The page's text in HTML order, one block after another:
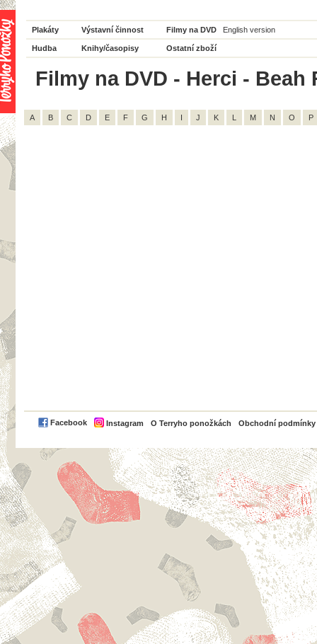
Plakáty Výstavní činnost Filmy na DVD English version
Hudba Knihy/časopisy Ostatní zboží
Filmy na DVD - Herci -
A B C D E F G H I J K L M N O P
Facebook Instagram O Terryho ponožkách Obchodní podmínky
PayPal